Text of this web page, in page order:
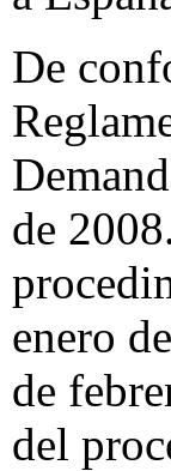
De
de
enero
de
del